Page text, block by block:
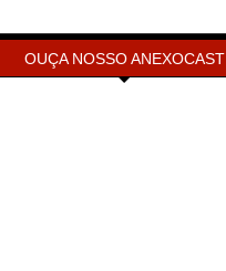
OUÇA NOSSO ANEXOCAST